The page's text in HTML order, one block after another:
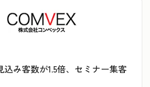
込み客数が1.5倍、セミナー集客